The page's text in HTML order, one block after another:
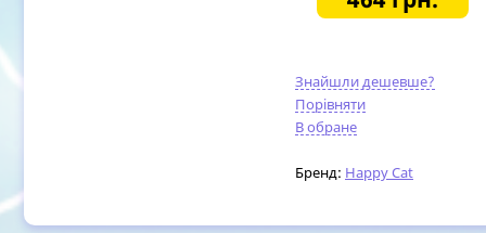
5-ти тижнів, 1,5 кг
Знайшли дешевше?
Порівняти
В обране
Бренд: Happy Cat